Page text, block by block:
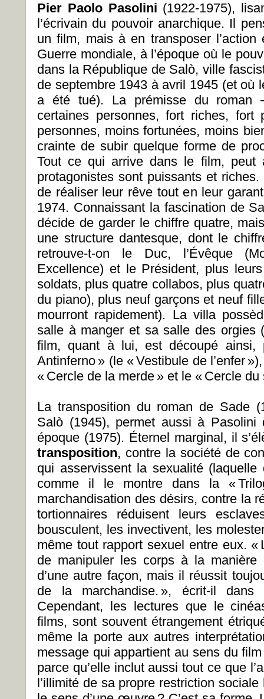
Pier Paolo Pasolini (1922-1975),
l’écrivain du pouvoir anarchique. Il
un film, mais à en transposer
Guerre mondiale, à l’époque où le
dans la République de Salò, ville
de septembre 1943 à avril 1945 (et où
a été tué). La prémisse du roman
certaines personnes, fort riches, fort
personnes, moins fortunées, moins
crainte de subir quelque forme de
Tout ce qui arrive dans le film, peut
protagonistes sont puissants et
de réaliser leur rêve tout en leur
1974. Connaissant la fascination de
décide de garder le chiffre quatre,
une structure dantesque, dont le
retrouve-t-on le Duc, l’Évêque
Excellence) et le Président, plus
soldats, plus quatre collabos, plus
du piano), plus neuf garçons et neuf
mourront rapidement). La villa
salle à manger et sa salle des orgies
film, quant à lui, est découpé
Antinferno » (le « Vestibule de l’enfer
« Cercle de la merde » et le « Cercle du
La transposition du roman de Sade
Salò (1945), permet aussi à
époque (1975). Éternel marginal, il
transposition, contre la société de
qui asservissent la sexualité
comme il le montre dans la «
marchandisation des désirs, contre la
tortionnaires réduisent leurs
bousculent, les invectivent, les
même tout rapport sexuel entre eux.
de manipuler les corps à la manière
d’une autre façon, mais il réussit
de la marchandise. », écrit-il
Cependant, les lectures que le
films, sont souvent étrangement
même la porte aux autres
message qui appartient au sens du
parce qu’elle inclut aussi tout ce que
l’illimité de sa propre restriction